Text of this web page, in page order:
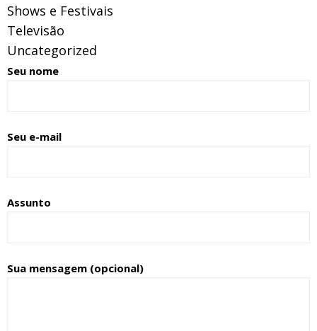
Shows e Festivais
Televisão
Uncategorized
Seu nome
Seu e-mail
Assunto
Sua mensagem (opcional)